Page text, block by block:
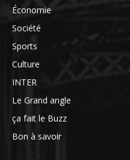
Économie
Société
Sports
Culture
INTER
Le Grand angle
ça fait le Buzz
Bon à savoir